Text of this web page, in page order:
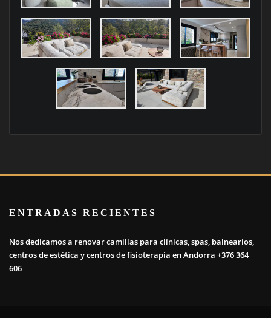
ENTRADAS RECIENTES
Nos dedicamos a renovar camillas para clínicas, spas, balnearios,
centros de estética y centros de fisioterapia en Andorra +376 364
606